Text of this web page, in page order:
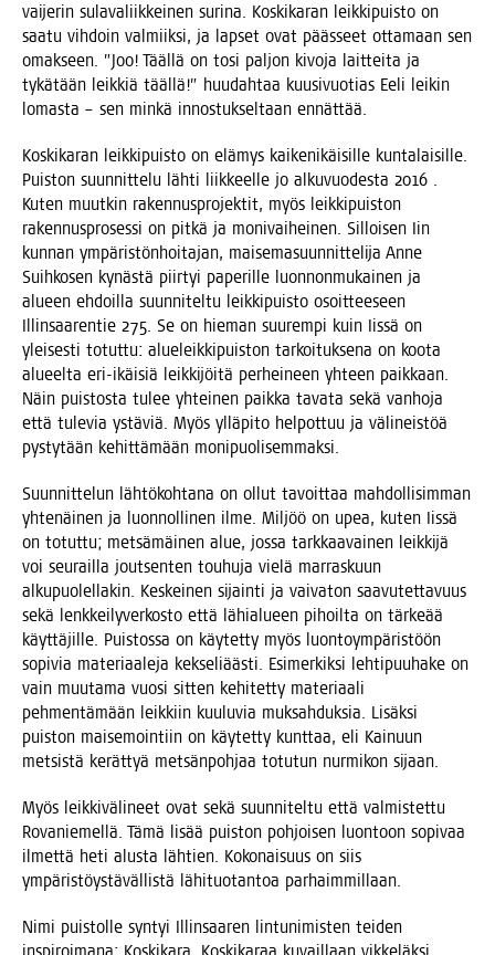
vai­je­rin sula­va­liik­kei­nen suri­na. Kos­ki­ka­ran leik­ki­puis­to on
saa­tu vih­doin val­miik­si, ja lap­set ovat pääs­seet otta­maan sen
omak­seen. ”Joo! Tääl­lä on tosi pal­jon kivo­ja lait­tei­ta ja
tykä­tään leik­kiä tääl­lä!” huu­dah­taa kuusi­vuo­tias Eeli lei­kin
lomas­ta – sen min­kä innos­tuk­sel­taan ennättää.
Kos­ki­ka­ran leik­ki­puis­to on elä­mys kai­ke­ni­käi­sil­le kun­ta­lai­sil­le.
Puis­ton suun­nit­te­lu läh­ti liik­keel­le jo alku­vuo­des­ta 2016 .
Kuten muut­kin raken­nus­pro­jek­tit, myös leik­ki­puis­ton
raken­nus­pro­ses­si on pit­kä ja moni­vai­hei­nen. Sil­loi­sen Iin
kun­nan ympä­ris­tön­hoi­ta­jan, mai­se­ma­suun­nit­te­li­ja Anne
Suih­ko­sen kynäs­tä piir­tyi pape­ril­le luon­non­mu­kai­nen ja
alu­een ehdoil­la suun­ni­tel­tu leik­ki­puis­to osoit­tee­seen
Illin­saa­ren­tie 275. Se on hie­man suu­rem­pi kuin Iis­sä on
ylei­ses­ti totut­tu: alue­leik­ki­puis­ton tar­koi­tuk­se­na on koo­ta
alu­eel­ta eri-ikäi­siä leik­ki­jöi­tä per­hei­neen yhteen paik­kaan.
Näin puis­tos­ta tulee yhtei­nen paik­ka tava­ta sekä van­ho­ja
että tule­via ystä­viä. Myös yllä­pi­to hel­pot­tuu ja väli­neis­töä
pys­ty­tään kehit­tä­mään monipuolisemmaksi.
Suun­nit­te­lun läh­tö­koh­ta­na on ollut tavoit­taa mah­dol­li­sim­man
yhte­näi­nen ja luon­nol­li­nen ilme. Mil­jöö on upea, kuten Iis­sä
on totut­tu; met­sä­mäi­nen alue, jos­sa tark­kaa­vai­nen leik­ki­jä
voi seu­rail­la jout­sen­ten tou­hu­ja vie­lä mar­ras­kuun
alku­puo­lel­la­kin. Kes­kei­nen sijain­ti ja vai­va­ton saa­vu­tet­ta­vuus
sekä lenk­kei­ly­ver­kos­to että lähia­lu­een pihoil­ta on tär­ke­ää
käyt­tä­jil­le. Puis­tos­sa on käy­tet­ty myös luon­to­ym­pä­ris­töön
sopi­via mate­ri­aa­le­ja kek­se­li­ääs­ti. Esi­mer­kik­si leh­ti­puu­ha­ke on
vain muu­ta­ma vuo­si sit­ten kehi­tet­ty mate­ri­aa­li
peh­men­tä­mään leik­kiin kuu­lu­via muk­sah­duk­sia. Lisäk­si
puis­ton mai­se­moin­tiin on käy­tet­ty kunt­taa, eli Kai­nuun
met­sis­tä kerät­tyä met­sän­poh­jaa totu­tun nur­mi­kon sijaan.
Myös leik­ki­vä­li­neet ovat sekä suun­ni­tel­tu että val­mis­tet­tu
Rova­nie­mel­lä. Tämä lisää puis­ton poh­joi­sen luon­toon sopi­vaa
ilmet­tä heti alus­ta läh­tien. Koko­nai­suus on siis
ympä­ris­töys­tä­väl­lis­tä lähi­tuo­tan­toa parhaimmillaan.
Nimi puis­tol­le syn­tyi Illin­saa­ren lin­tu­ni­mis­ten tei­den